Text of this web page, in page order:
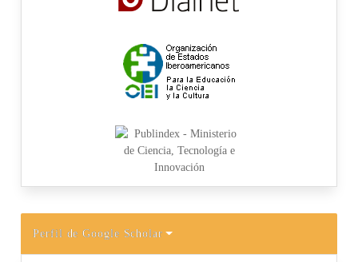
Perfil de Google Scholar